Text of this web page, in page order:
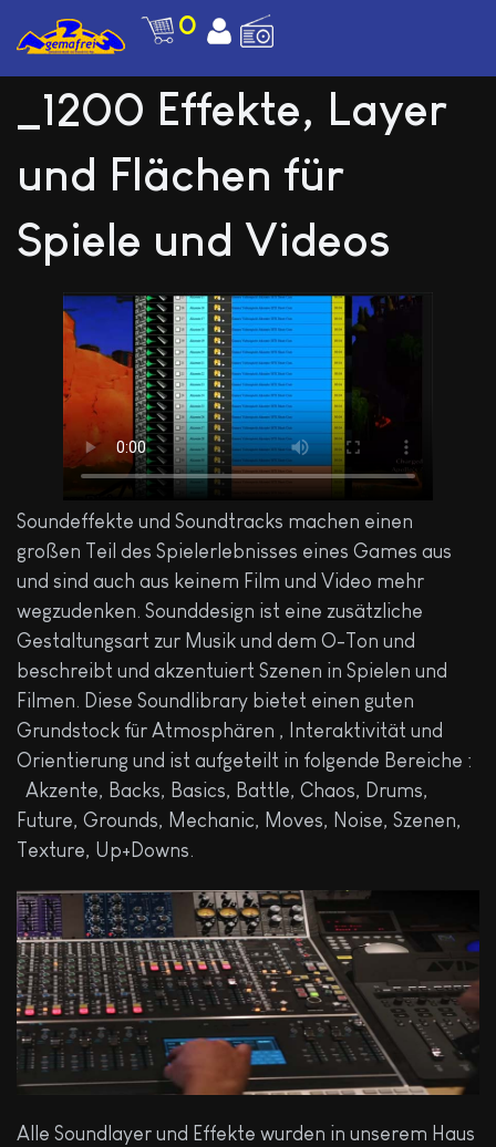
0
_1200 Effekte, Layer
und Flächen für
Spiele und Videos
Soundeffekte und Soundtracks machen einen
großen Teil des Spielerlebnisses eines Games aus
und sind auch aus keinem Film und Video mehr
wegzudenken. Sounddesign ist eine zusätzliche
Gestaltungsart zur Musik und dem O-Ton und
beschreibt und akzentuiert Szenen in Spielen und
Filmen. Diese Soundlibrary bietet einen guten
Grundstock für Atmosphären , Interaktivität und
Orientierung und ist aufgeteilt in folgende Bereiche :
Akzente, Backs, Basics, Battle, Chaos, Drums,
Future, Grounds, Mechanic, Moves, Noise, Szenen,
Texture, Up+Downs.
Alle Soundlayer und Effekte wurden in unserem Haus